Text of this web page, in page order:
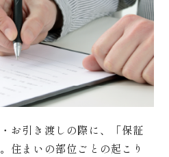
お引き渡しの際に、「保証
住まいの部位ごとの起こり